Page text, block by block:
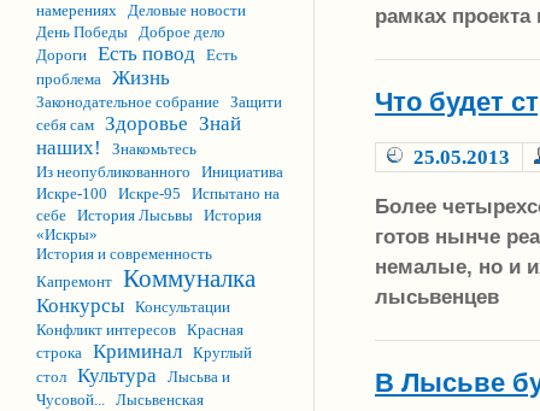
намерениях Деловые новости
День Победы Доброе дело
Дороги Есть повод Есть
проблема Жизнь
Законодательное собрание Защити
себя сам Здоровье Знай
наших!
Знакомьтесь
Из неопубликованного
Инициатива
Искре-100
Искре-95
Испытано на
себе История Лысьвы История
«Искры»
История и современность
Капремонт Коммуналка
Конкурсы Консультации
Конфликт интересов Красная
строка Криминал Круглый
стол Культура Лысьва и
Чусовой... Лысьвенская
рамках проекта
Что будет
25.05.2013
Более
готов нынче
немалые, но и
лысьвенцев
В Лысьве